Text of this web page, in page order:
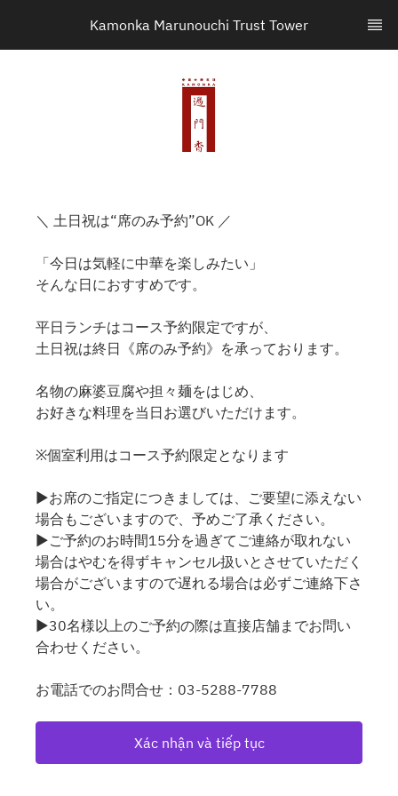
Kamonka Marunouchi Trust Tower
＼ 土日祝は“席のみ予約”OK ／
「今日は気軽に中華を楽しみたい」
そんな日におすすめです。
平日ランチはコース予約限定ですが、
土日祝は終日《席のみ予約》を承っております。
名物の麻婆豆腐や担々麺をはじめ、
お好きな料理を当日お選びいただけます。
※個室利用はコース予約限定となります
▶お席のご指定につきましては、ご要望に添えない
場合もございますので、予めご了承ください。
▶ご予約のお時間15分を過ぎてご連絡が取れない
場合はやむを得ずキャンセル扱いとさせていただく
場合がございますので遅れる場合は必ずご連絡下さ
い。
▶30名様以上のご予約の際は直接店舗までお問い
合わせください。
お電話でのお問合せ：03-5288-7788
Xác nhận và tiếp tục